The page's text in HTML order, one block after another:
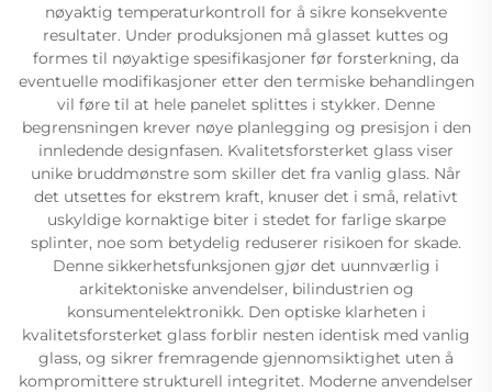
nøyaktig temperaturkontroll for å sikre konsekvente
resultater. Under produksjonen må glasset kuttes og
formes til nøyaktige spesifikasjoner før forsterkning, da
eventuelle modifikasjoner etter den termiske behandlingen
vil føre til at hele panelet splittes i stykker. Denne
begrensningen krever nøye planlegging og presisjon i den
innledende designfasen. Kvalitetsforsterket glass viser
unike bruddmønstre som skiller det fra vanlig glass. Når
det utsettes for ekstrem kraft, knuser det i små, relativt
uskyldige kornaktige biter i stedet for farlige skarpe
splinter, noe som betydelig reduserer risikoen for skade.
Denne sikkerhetsfunksjonen gjør det uunnværlig i
arkitektoniske anvendelser, bilindustrien og
konsumentelektronikk. Den optiske klarheten i
kvalitetsforsterket glass forblir nesten identisk med vanlig
glass, og sikrer fremragende gjennomsiktighet uten å
kompromittere strukturell integritet. Moderne anvendelser